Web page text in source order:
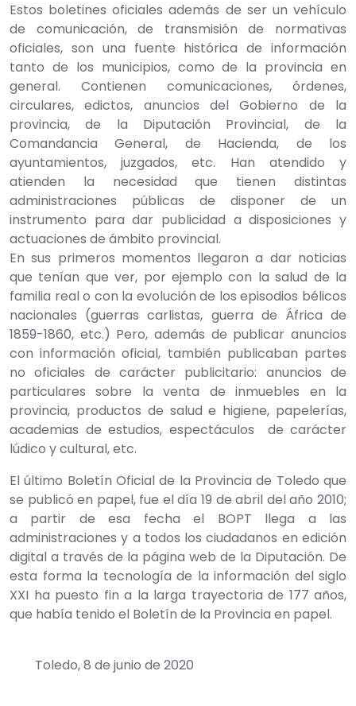
Estos boletines oficiales además de ser un vehículo
de comunicación, de transmisión de normativas
oficiales, son una fuente histórica de información
tanto de los municipios, como de la provincia en
general. Contienen comunicaciones, órdenes,
circulares, edictos, anuncios del Gobierno de la
provincia, de la Diputación Provincial, de la
Comandancia General, de Hacienda, de los
ayuntamientos, juzgados, etc. Han atendido y
atienden la necesidad que tienen distintas
administraciones públicas de disponer de un
instrumento para dar publicidad a disposiciones y
actuaciones de ámbito provincial.
En sus primeros momentos llegaron a dar noticias
que tenían que ver, por ejemplo con la salud de la
familia real o con la evolución de los episodios bélicos
nacionales (guerras carlistas, guerra de África de
1859-1860, etc.) Pero, además de publicar anuncios
con información oficial, también publicaban partes
no oficiales de carácter publicitario: anuncios de
particulares sobre la venta de inmuebles en la
provincia, productos de salud e higiene, papelerías,
academias de estudios, espectáculos de carácter
lúdico y cultural, etc.
El último Boletín Oficial de la Provincia de Toledo que
se publicó en papel, fue el día 19 de abril del año 2010;
a partir de esa fecha el BOPT llega a las
administraciones y a todos los ciudadanos en edición
digital a través de la página web de la Diputación. De
esta forma la tecnología de la información del siglo
XXI ha puesto fin a la larga trayectoria de 177 años,
que había tenido el Boletín de la Provincia en papel.
Toledo, 8 de junio de 2020